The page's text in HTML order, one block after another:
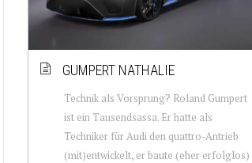
GUMPERT NATHALIE
Technik als Vorsprung? Roland Gumpert
ist ein Tausendsassa. Er hatte als
Techniker für Audi den quattro-Antrieb
(mit)entwickelt, er baute (eher erfolglos)